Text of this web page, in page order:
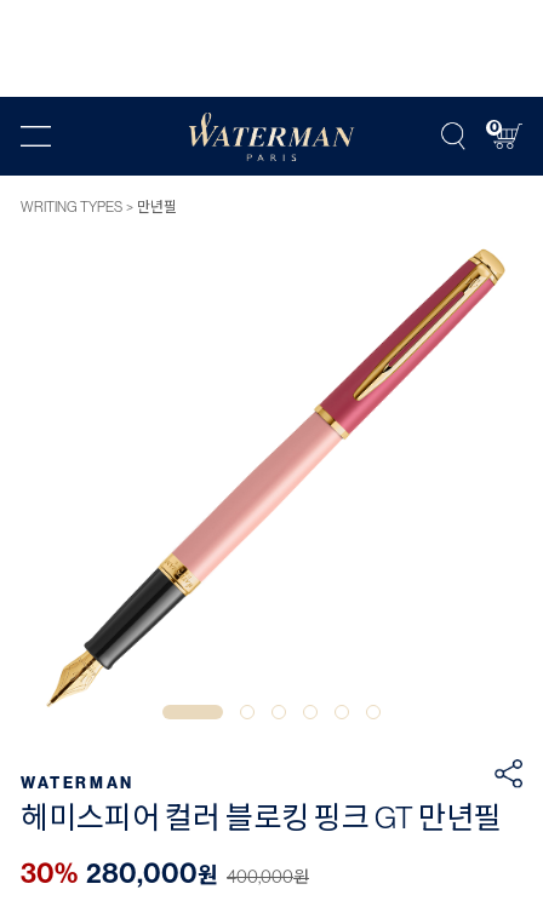
0
WRITING TYPES 만년필
WATERMAN
헤미스피어 컬러 블로킹 핑크 GT 만년필
30% 280,000원 400,000원